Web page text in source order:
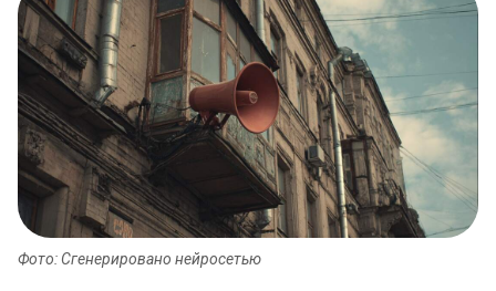
Фото: Сгенерировано нейросетью